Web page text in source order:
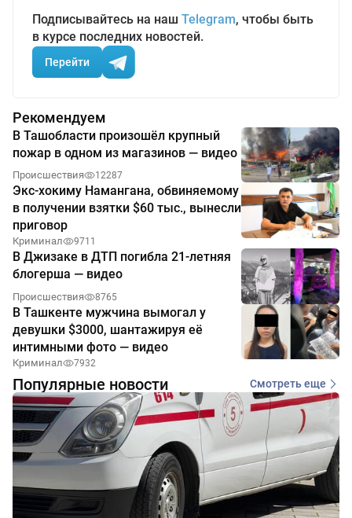
Подписывайтесь на наш Telegram, чтобы быть
в курсе последних новостей.
Перейти
Рекомендуем
В Ташобласти произошёл крупный
пожар в одном из магазинов — видео
Происшествия 12287
Экс-хокиму Намангана, обвиняемому
в получении взятки $60 тыс., вынесли
приговор
Криминал 9711
В Джизаке в ДТП погибла 21-летняя
блогерша — видео
Происшествия 8765
В Ташкенте мужчина вымогал у
девушки $3000, шантажируя её
интимными фото — видео
Криминал 7932
Популярные новости Смотреть еще